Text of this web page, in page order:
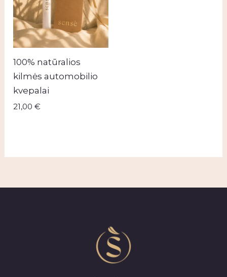
100% natūralios
kilmės automobilio
kvepalai
21,00€